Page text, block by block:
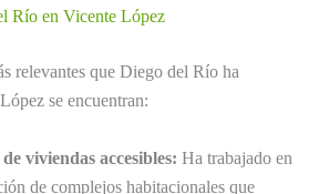
Río en Vicente López
relevantes que Diego del Río ha
se encuentran:
viviendas accesibles: Ha trabajado en
de complejos habitacionales que